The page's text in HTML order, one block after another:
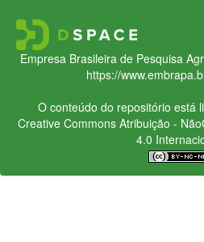
Empresa Brasileira de Pesquisa
https://
O conteúdo do repositório está
Creative CommonsAtribuição -
4.0